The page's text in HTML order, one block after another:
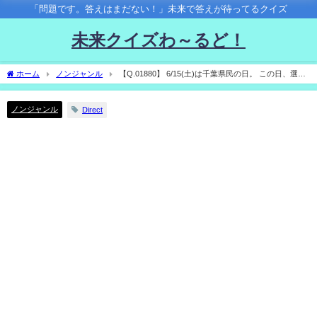
「問題です。答えはまだない！」未来で答えが待ってるクイズ
未来クイズわ～るど！
ホーム ノンジャンル
【Q.01880】 6/15(土)は千葉県民の日。 この日、選択
肢の中で千葉県のマスコットキャラクター・チーバくんがTwitterで最初に発言する内容
ノンジャンル
Direct